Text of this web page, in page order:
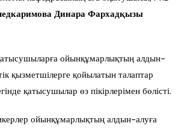
Динара Фархадқызы
ойынқұмарлықтың алдын-
қызметшілерге қойылатын талаптар
қатысушылар өз пікірлерімен бөлісті.
ойынқұмарлықтың алдын-алуға